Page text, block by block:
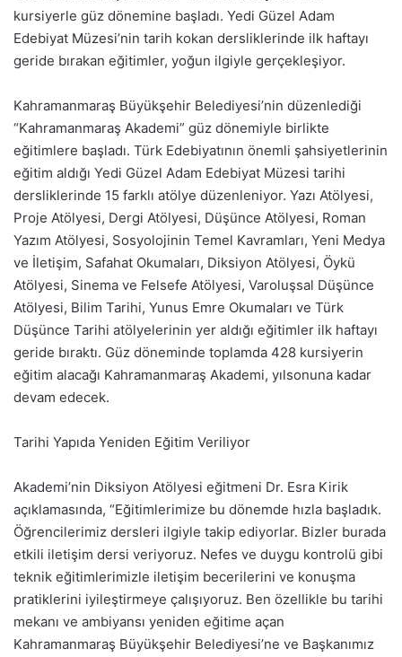
kursiyerle güz dönemine başladı. Yedi Güzel Adam
Edebiyat Müzesi’nin tarih kokan dersliklerinde ilk haftayı
geride bırakan eğitimler, yoğun ilgiyle gerçekleşiyor.
Kahramanmaraş Büyükşehir Belediyesi’nin düzenlediği
“Kahramanmaraş Akademi” güz dönemiyle birlikte
eğitimlere başladı. Türk Edebiyatının önemli şahsiyetlerinin
eğitim aldığı Yedi Güzel Adam Edebiyat Müzesi tarihi
dersliklerinde 15 farklı atölye düzenleniyor. Yazı Atölyesi,
Proje Atölyesi, Dergi Atölyesi, Düşünce Atölyesi, Roman
Yazım Atölyesi, Sosyolojinin Temel Kavramları, Yeni Medya
ve İletişim, Safahat Okumaları, Diksiyon Atölyesi, Öykü
Atölyesi, Sinema ve Felsefe Atölyesi, Varoluşsal Düşünce
Atölyesi, Bilim Tarihi, Yunus Emre Okumaları ve Türk
Düşünce Tarihi atölyelerinin yer aldığı eğitimler ilk haftayı
geride bıraktı. Güz döneminde toplamda 428 kursiyerin
eğitim alacağı Kahramanmaraş Akademi, yılsonuna kadar
devam edecek.
Tarihi Yapıda Yeniden Eğitim Veriliyor
Akademi’nin Diksiyon Atölyesi eğitmeni Dr. Esra Kirik
açıklamasında, “Eğitimlerimize bu dönemde hızla başladık.
Öğrencilerimiz dersleri ilgiyle takip ediyorlar. Bizler burada
etkili iletişim dersi veriyoruz. Nefes ve duygu kontrolü gibi
teknik eğitimlerimizle iletişim becerilerini ve konuşma
pratiklerini iyileştirmeye çalışıyoruz. Ben özellikle bu tarihi
mekanı ve ambiyansı yeniden eğitime açan
Kahramanmaraş Büyükşehir Belediyesi’ne ve Başkanımız